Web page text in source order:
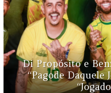
Di Propósito e
“Pagode Daquele